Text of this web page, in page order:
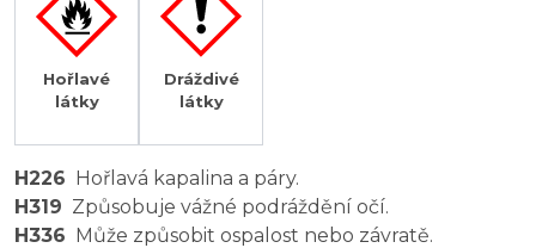
Hořlavé
látky
Dráždivé
látky
H226 Hořlavá kapalina a páry.
H319 Způsobuje vážné podráždění očí.
H336 Může způsobit ospalost nebo závratě.